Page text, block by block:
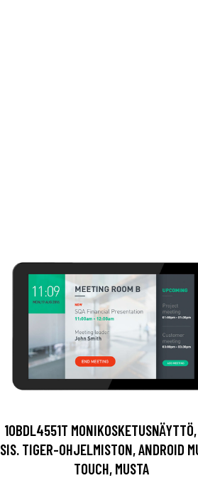
10BDL4551T
SIS. TIGER-OHJELMISTON, ANDROID
TOUCH, MUSTA